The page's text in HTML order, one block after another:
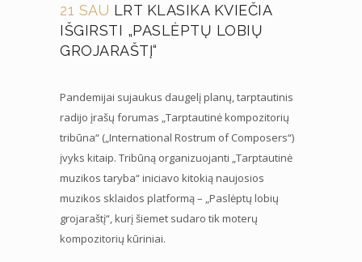
21 SAU LRT KLASIKA KVIEČIA
IŠGIRSTI „PASLĖPTŲ LOBIŲ
GROJARAŠTĮ“
Pandemijai sujaukus daugelį planų, tarptautinis
radijo įrašų forumas „Tarptautinė kompozitorių
tribūna“ („International Rostrum of Composers“)
įvyks kitaip. Tribūną organizuojanti „Tarptautinė
muzikos taryba“ iniciavo kitokią naujosios
muzikos sklaidos platformą – „Paslėptų lobių
grojaraštį“, kurį šiemet sudaro tik moterų
kompozitorių kūriniai.